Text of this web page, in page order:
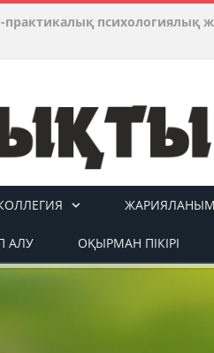
психологиялық
ЖАРИЯЛАНЫМ
АЛУ ОҚЫРМАН ПІКІРІ